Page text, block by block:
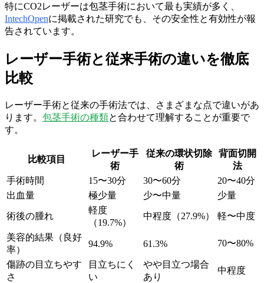
特にCO2レーザーは包茎手術において最も実績が多く、
IntechOpenに掲載された研究でも、その安全性と有効性が報
告されています。
レーザー手術と従来手術の違いを徹底
比較
レーザー手術と従来の手術法では、さまざまな点で違いがあ
ります。 包茎手術の種類と合わせて理解することが重要で
す。
比較項目
レーザー手
術
従来の環状切除
術
背面切開
法
手術時間
15〜30分 30〜60分
20〜40分
出血量
極少量 少〜中量 少量
術後の腫れ
軽度
（19.7%）
中程度（27.9%） 軽〜中度
美容的結果（良好
率）
94.9% 61.3% 70〜80%
傷跡の目立ちやす
さ
目立ちにく
い
やや目立つ場合
あり
中程度